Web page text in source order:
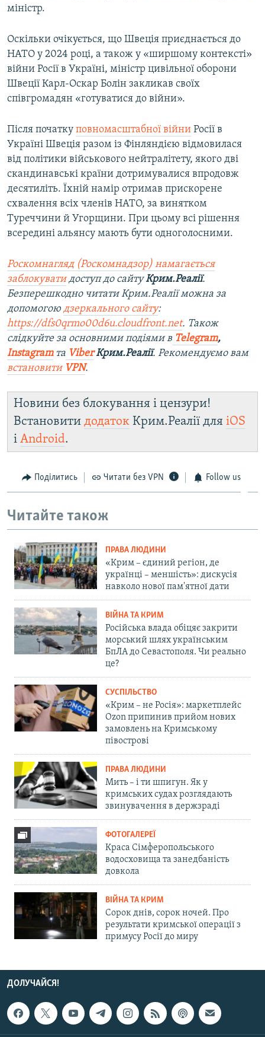
міністр.
Оскільки очікується, що Швеція приєднається до
НАТО у 2024 році, а також у «ширшому контексті»
війни Росії в Україні, міністр цивільної оборони
Швеції Карл-Оскар Болін закликав своїх
співгромадян «готуватися до війни».
Після початку повномасштабної війни Росії в
Україні Швеція разом із Фінляндією відмовилася
від політики військового нейтралітету, якого дві
скандинавські країни дотримувалися впродовж
десятиліть. Їхній намір отримав прискорене
схвалення всіх членів НАТО, за винятком
Туреччини й Угорщини. При цьому всі рішення
всередині альянсу мають бути одноголосними.
Роскомнагляд (Роскомнадзор) намагається
заблокуватидоступ до сайтуКрим.Реалії.
Безперешкодно читати Крим.Реалії можна за
допомогою дзеркального сайту:
https://dfs0qrmo00d6u.cloudfront.net. Також
слідкуйте за основними подіями в Telegram,
Instagramта ViberКрим.Реалії. Рекомендуємо вам
встановити VPN.
Новини без блокування і цензури!
Встановити додаток Крим.Реалії для iOS
і Android.
Поділитись Читати без VPN Follow us
Читайте також
ПРАВА ЛЮДИНИ
«Крим – єдиний регіон, де
українці – меншість»: дискусія
навколо нової пам'ятної дати
ВІЙНА ТА КРИМ
Російська влада обіцяє закрити
морський шлях українським
БпЛА до Севастополя. Чи реально
це?
СУСПІЛЬСТВО
«Крим – не Росія»: маркетплейс
Ozon припинив прийом нових
замовлень на Кримському
півострові
ПРАВА ЛЮДИНИ
Мить – і ти шпигун. Як у
кримських судах розглядають
звинувачення в держзраді
ФОТОГАЛЕРЕЇ
Краса Сімферопольського
водосховища та занедбаність
довкола
ВІЙНА ТА КРИМ
Сорок днів, сорок ночей. Про
результати кримської операції з
примусу Росії до миру
ДОЛУЧАЙСЯ!